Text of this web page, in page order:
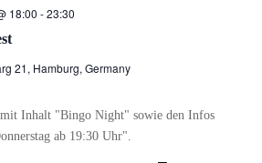
18:00 -23:30
21, Hamburg, Germany